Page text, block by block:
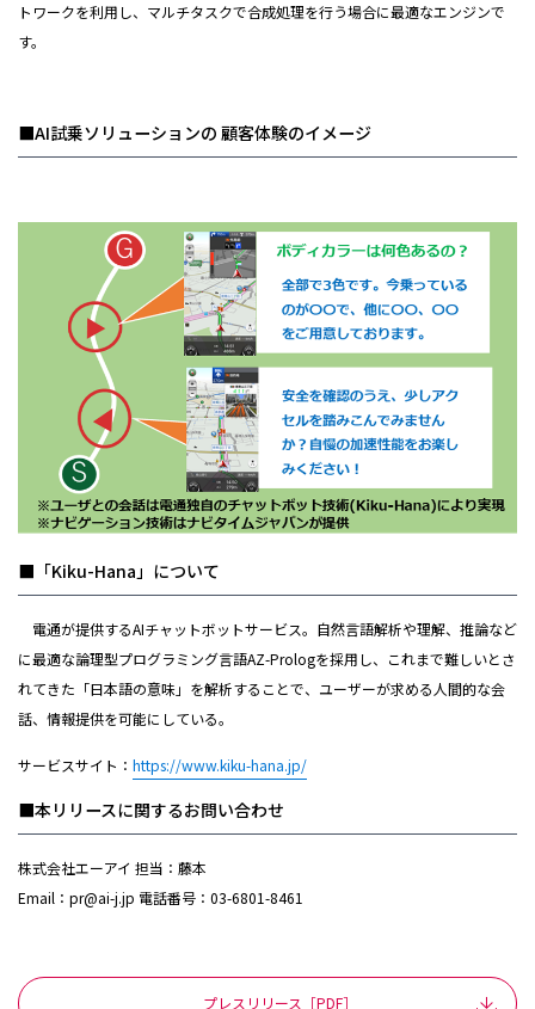
トワークを利用し、マルチタスクで合成処理を行う場合に最適なエンジンで
す。
■AI試乗ソリューションの 顧客体験のイメージ
■「Kiku-Hana」について
電通が提供するAIチャットボットサービス。自然言語解析や理解、推論など
に最適な論理型プログラミング言語AZ-Prologを採用し、これまで難しいとさ
れてきた「日本語の意味」を解析することで、ユーザーが求める人間的な会
話、情報提供を可能にしている。
サービスサイト： https://www.kiku-hana.jp/
■本リリースに関するお問い合わせ
株式会社エーアイ 担当：藤本
Email：pr@ai-j.jp 電話番号：03-6801-8461
プレスリリース［PDF］